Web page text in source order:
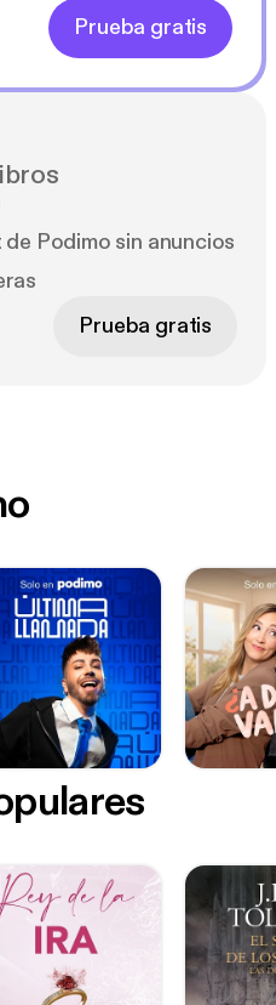
Prueba gratis
Podimo sin anuncios
Prueba gratis